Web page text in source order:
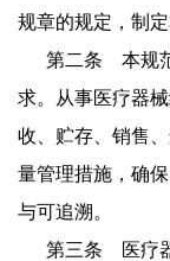
规章的规定，制定
第二条 本规
求。从事医疗器
收、贮存、销售
量管理措施，确
与可追溯。
第三条 医疗